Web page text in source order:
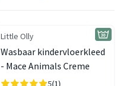
Little Olly
Wasbaar kindervloerkleed
- Mace Animals Creme
5(1)